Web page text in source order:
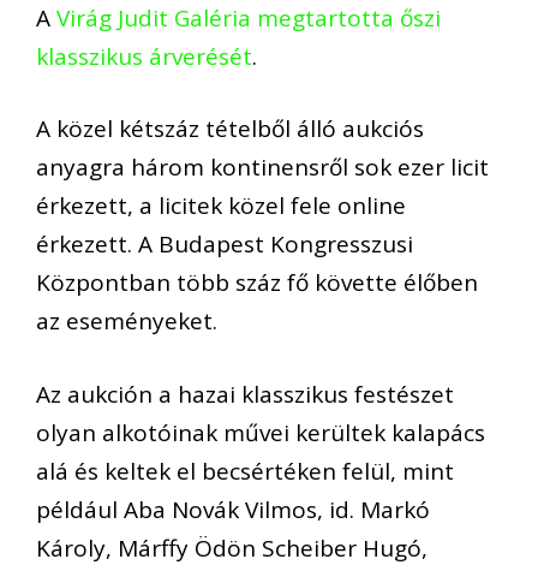
AVirág Judit Galéria megtartotta őszi
klasszikus árverését.
A közel kétszáz tételből álló aukciós
anyagra három kontinensről sok ezer licit
érkezett, a licitek közel fele online
érkezett. A Budapest Kongresszusi
Központban több száz fő követte élőben
az eseményeket.
Az aukción a hazai klasszikus festészet
olyan alkotóinak művei kerültek kalapács
alá és keltek el becsértéken felül, mint
például Aba Novák Vilmos, id. Markó
Károly, Márffy Ödön Scheiber Hugó,